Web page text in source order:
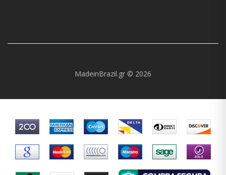
MadeinBrazil.gr © 2026